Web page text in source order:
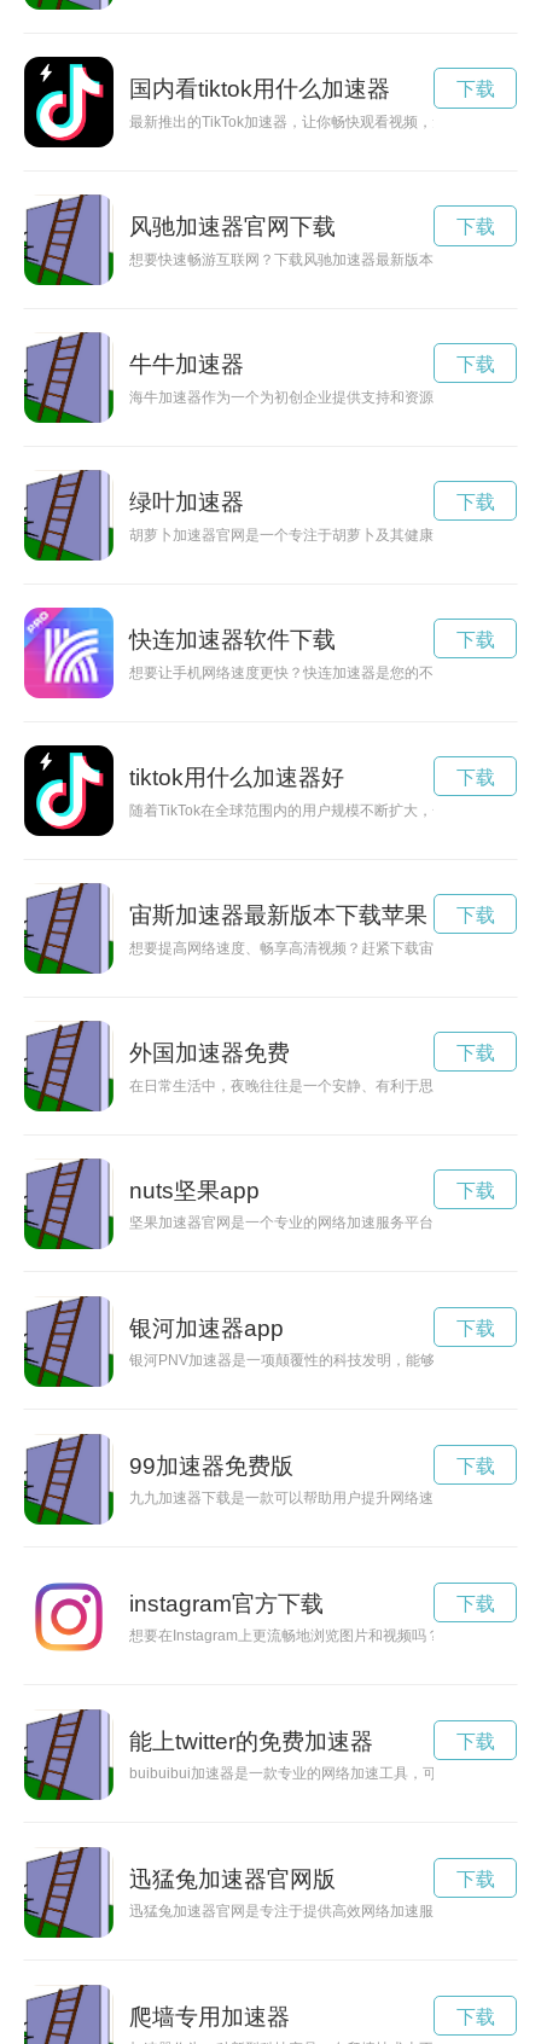
国内看tiktok用什么加速器
最新推出的TikTok加速器，让你畅快观看视频，无需任何费用！
下载
风驰加速器官网下载
想要快速畅游互联网？下载风驰加速器最新版本，让你的网络速
下载
牛牛加速器
海牛加速器作为一个为初创企业提供支持和资源的平台，致力
下载
绿叶加速器
胡萝卜加速器官网是一个专注于胡萝卜及其健康食品的网站，
下载
快连加速器软件下载
想要让手机网络速度更快？快连加速器是您的不二选择！快连
下载
tiktok用什么加速器好
随着TikTok在全球范围内的用户规模不断扩大，一些用户反映
下载
宙斯加速器最新版本下载苹果
想要提高网络速度、畅享高清视频？赶紧下载宙斯加速器最新
下载
外国加速器免费
在日常生活中，夜晚往往是一个安静、有利于思考和工作的时
下载
nuts坚果app
坚果加速器官网是一个专业的网络加速服务平台，通过优质的
下载
银河加速器app
银河PNV加速器是一项颠覆性的科技发明，能够加速银河系各
下载
99加速器免费版
九九加速器下载是一款可以帮助用户提升网络速度的软件，通
下载
instagram官方下载
想要在Instagram上更流畅地浏览图片和视频吗？不妨尝试下载
下载
能上twitter的免费加速器
buibuibui加速器是一款专业的网络加速工具，可以帮助用户快
下载
迅猛兔加速器官网版
迅猛兔加速器官网是专注于提供高效网络加速服务的平台，为
下载
爬墙专用加速器 下载